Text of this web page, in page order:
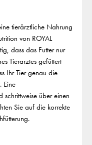
tierärztliche Nahrung
von ROYAL
dass das Futter nur
Tierarztes gefüttert
Ihr Tier genau die
Eine
schrittweise über einen
Sie auf die korrekte